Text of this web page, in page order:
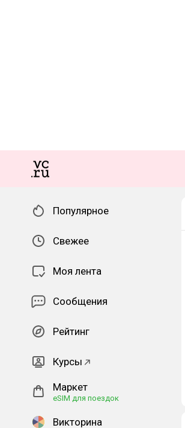
Популярное
Свежее
Моя лента
Сообщения
Рейтинг
Курсы
Маркет
eSIM для поездок
Викторина